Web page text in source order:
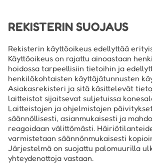
REKISTERIN SUOJAUS
Rekisterin käyttöoikeus edellyttää
Käyttöoikeus on rajattu ainoastaan
hoidossa tarpeellisiin tietoihin ja
henkilökohtaisten käyttäjätunnusten
Asiakasrekisteri ja sitä käsittelevät
laitteistot sijaitsevat suljetuissa
Laitteistojen ja ohjelmistojen
säännöllisesti, asianmukaisesti ja
reagoidaan välittömästi.
varmistetaan säännönmukaisesti
Järjestelmä on suojattu palomuurilla
yhteydenottoja vastaan.